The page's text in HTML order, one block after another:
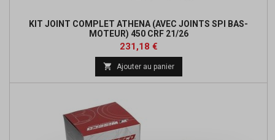
KIT JOINT COMPLET ATHENA (AVEC JOINTS SPI BAS-
MOTEUR) 450 CRF 21/26
Prix
231,18 €
 Ajouter au panier